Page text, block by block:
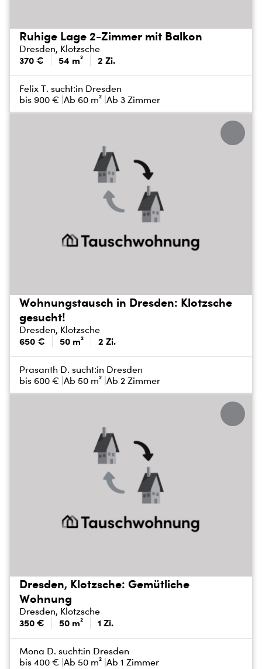
Ruhige Lage 2-Zimmer mit Balkon
Dresden, Klotzsche
370 € 54 m² 2 Zi.
Felix T. sucht:in Dresden
bis 900 € Ab 60 m² Ab 3 Zimmer
Wohnungstausch in Dresden: Klotzsche
gesucht!
Dresden, Klotzsche
650 € 50 m² 2 Zi.
Prasanth D. sucht:in Dresden
bis 600 € Ab 50 m² Ab 2 Zimmer
Dresden, Klotzsche: Gemütliche
Wohnung
Dresden, Klotzsche
350 € 50 m² 1 Zi.
Mona D. sucht:in Dresden
bis 400 € Ab 50 m² Ab 1 Zimmer